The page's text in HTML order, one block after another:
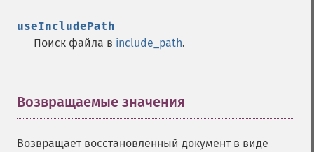
useIncludePath
Поиск файла в include_path.
Возвращаемые значения
Возвращает восстановленный документ в виде